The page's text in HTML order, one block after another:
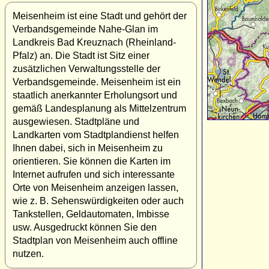
Meisenheim ist eine Stadt und gehört der
Verbandsgemeinde Nahe-Glan im
Landkreis Bad Kreuznach (Rheinland-
Pfalz) an. Die Stadt ist Sitz einer
zusätzlichen Verwaltungsstelle der
Verbandsgemeinde. Meisenheim ist ein
staatlich anerkannter Erholungsort und
gemäß Landesplanung als Mittelzentrum
ausgewiesen. Stadtpläne und
Landkarten vom Stadtplandienst helfen
Ihnen dabei, sich in Meisenheim zu
orientieren. Sie können die Karten im
Internet aufrufen und sich interessante
Orte von Meisenheim anzeigen lassen,
wie z. B. Sehenswürdigkeiten oder auch
Tankstellen, Geldautomaten, Imbisse
usw. Ausgedruckt können Sie den
Stadtplan von Meisenheim auch offline
nutzen.